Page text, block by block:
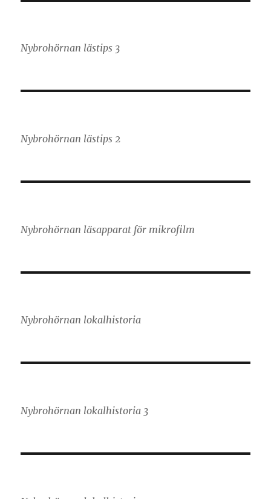
Nybrohörnan lästips 3
Nybrohörnan lästips 2
Nybrohörnan läsapparat för mikrofilm
Nybrohörnan lokalhistoria
Nybrohörnan lokalhistoria 3